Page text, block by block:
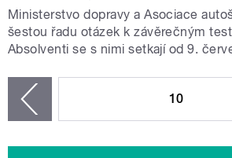
Ministerstvo dopravy a Asociace
šestou řadu otázek k závěrečným
Absolventi se s nimi setkají od 9.
10